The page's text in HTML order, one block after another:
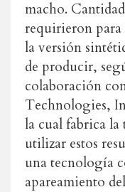
macho.
requirieron para
la versión
de producir,
colaboración
Technologies,
la cual fabrica
utilizar estos
una tecnología
apareamiento